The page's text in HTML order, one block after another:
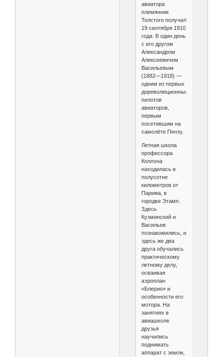
авиатора
племянник
Толстого получил
19 сентября 1910
года. В один день
с его другом
Александром
Алексеевичем
Васильевым
(1882—1918) —
одним из первых
дореволюционных
пилотов
авиаторов,
первым
посетившим на
самолёте Пензу.
Летная школа
профессора
Коллэна
находилась в
полусотне
километров от
Парижа, в
городке Этамп.
Здесь
Кузминский и
Васильев
познакомились, и
здесь же два
друга обучались
практическому
летному делу,
осваивая
аэроплан
«Блерио» и
особенности его
мотора. На
занятиях в
авиашколе
друзья
научились
поднимать
аппарат с земли,